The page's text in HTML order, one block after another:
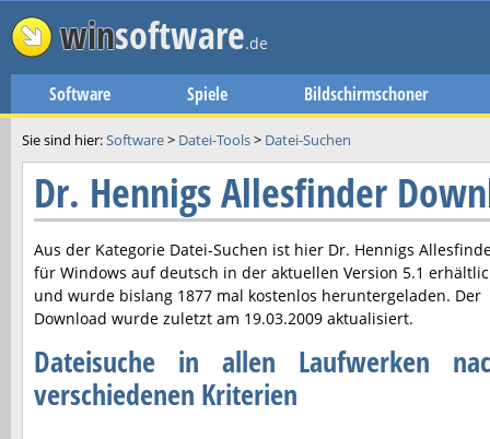
winsoftware.de
Software Spiele Bildschirmschoner
Sie sind hier:Software> Datei-Tools> Datei-Suchen
Dr. Hennigs Allesfinder
Aus der Kategorie Datei-Suchen ist hier Dr. Hennigs
für Windows auf deutsch in der aktuellen Version 5.1
und wurde bislang 1877 mal kostenlos heruntergeladen. Der
Download wurde zuletzt am 19.03.2009 aktualisiert.
Dateisuche in allen Laufwerken
verschiedenen Kriterien